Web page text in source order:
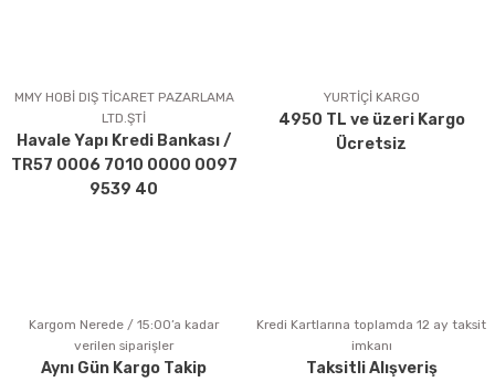
Ürün açıklamasında eksik bilgiler bulunuyor.
Ürün bilgilerinde hatalar bulunuyor.
Ürün fiyatı diğer sitelerden daha pahalı.
Bu ürüne benzer farklı alternatifler olmalı.
Gönder
MMY HOBİ DIŞ TİCARET PAZARLAMA
LTD.ŞTİ
Havale Yapı Kredi Bankası /
TR57 0006 7010 0000 0097
9539 40
YURTİÇİ KARGO
4950 TL ve üzeri Kargo
Ücretsiz
Kargom Nerede / 15:00’a kadar
verilen siparişler
Aynı Gün Kargo Takip
Kredi Kartlarına toplamda 12 ay taksit
imkanı
Taksitli Alışveriş